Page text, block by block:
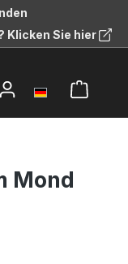
Klicken Sie hier
Mond